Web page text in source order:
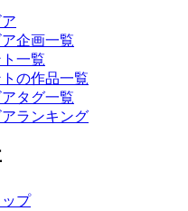
企画一覧
一覧
の作品一覧
タグ一覧
ランキング
プ